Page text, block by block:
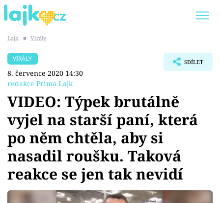
SHOPAHOLICADEL
Témata
Showbyznys
Youtubeři
Virály
Lajk ■ Virály
VIRÁLY
8. července 2020 14:30
redakce Prima Lajk
SDÍLET
VIDEO: Týpek brutálně
vyjel na starší paní, která
po něm chtěla, aby si
nasadil roušku. Taková
reakce se jen tak nevidí